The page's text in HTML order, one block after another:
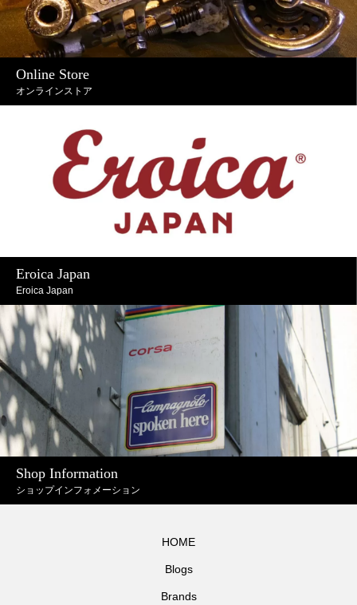
Online Store
オンラインストア
Eroica Japan
Eroica Japan
Shop Information
ショップインフォメーション
HOME
Blogs
Brands